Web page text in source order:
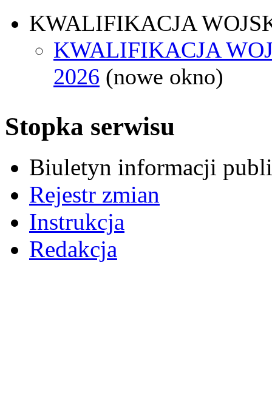
KWALIFIKACJA
KWALIFIKACJA
2026 (nowe okno)
Stopka serwisu
Biuletyn informacji
Rejestr zmian
Instrukcja
Redakcja